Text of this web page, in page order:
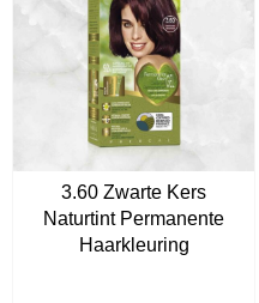
3.60 Zwarte Kers
Naturtint Permanente
Haarkleuring